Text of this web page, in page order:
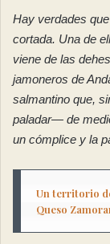
Hay verdades
cortada. Una de
viene de las
jamoneros de
salmantino que,
paladar— de
un cómplice y la
Un territorio
Queso